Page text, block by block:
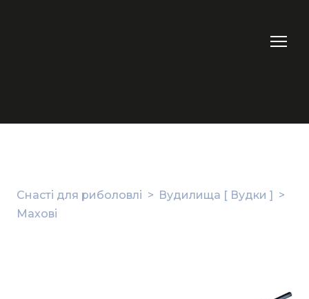
Снасті для риболовлі
Вудилища [ Вудки ]
Махові